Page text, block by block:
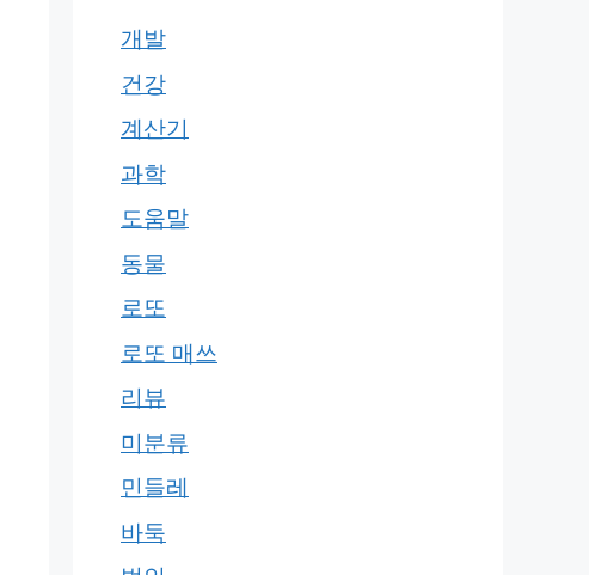
개발
건강
계산기
과학
도움말
동물
로또
로또 매쓰
리뷰
미분류
민들레
바둑